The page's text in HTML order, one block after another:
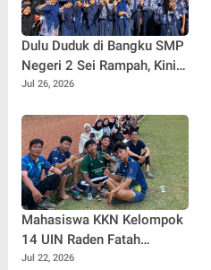
Dulu Duduk di Bangku SMP
Negeri 2 Sei Rampah, Kini
Penulis Mulai Aja Dulu
sebagai Pemateri untuk
Menginspirasi Generasi
Muda
Jul 26, 2026
Mahasiswa KKN Kelompok
14 UIN Raden Fatah
Palembang Jalin
Jul 22, 2026